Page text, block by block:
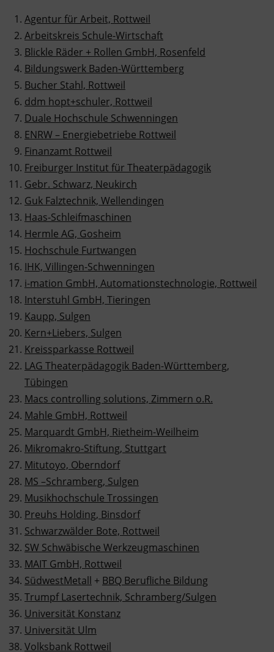
Agentur für Arbeit, Rottweil
Arbeitskreis Schule-Wirtschaft
Blickle Räder + Rollen GmbH, Rosenfeld
Bildungswerk Baden-Württemberg
Bucher Stahl, Rottweil
ddm hopt+schuler, Rottweil
Duale Hochschule Schwenningen
ENRW – Energiebetriebe Rottweil
Finanzamt Rottweil
Freiburger Institut für Theaterpädagogik
Gebr. Schwarz, Neukirch
Guk Falztechnik, Wellendingen
Haas-Schleifmaschinen
Hermle AG, Gosheim
Hochschule Furtwangen
IHK, Villingen-Schwenningen
i-mation GmbH, Automationstechnologie, Rottweil
Interstuhl GmbH, Tieringen
Kaupp, Sulgen
Kern+Liebers, Sulgen
Kreissparkasse Rottweil
LAG Theaterpädagogik Baden-Württemberg,
Tübingen
Macs controlling solutions, Zimmern o.R.
Mahle GmbH, Rottweil
Marquardt GmbH, Rietheim-Weilheim
Mikromakro-Stiftung, Stuttgart
Mitutoyo, Oberndorf
MS –Schramberg, Sulgen
Musikhochschule Trossingen
Preuhs Holding, Binsdorf
Schwarzwälder Bote, Rottweil
SW Schwäbische Werkzeugmaschinen
MAIT GmbH, Rottweil
SüdwestMetall + BBQ Berufliche Bildung
Trumpf Lasertechnik, Schramberg/Sulgen
Universität Konstanz
Universität Ulm
Volksbank Rottweil